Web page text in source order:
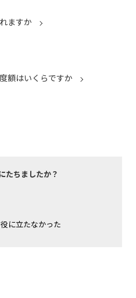
ますか
額はいくらですか
たちましたか？
役に立たなかった